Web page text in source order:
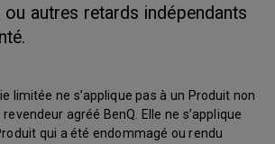
ou autres retards indépendants
limitée ne s’applique pas à un Produit non
agréé BenQ. Elle ne s’applique
qui a été endommagé ou rendu